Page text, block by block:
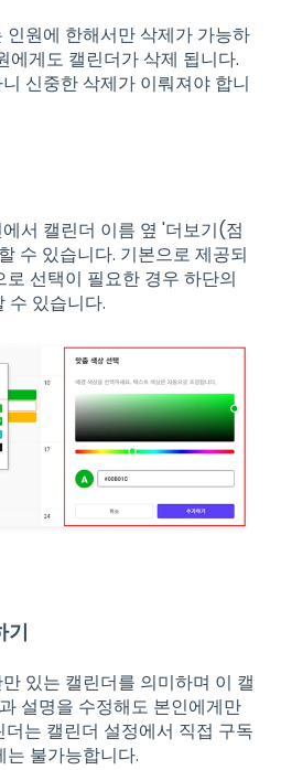
원에 한해서만 삭제가 가능하
에게도 캘린더가 삭제 됩니다.
신중한 삭제가 이뤄져야 합니
서 캘린더 이름 옆 '더보기(점
수 있습니다. 기본으로 제공되
선택이 필요한 경우 하단의
수 있습니다.
기
있는 캘린더를 의미하며 이 캘
설명을 수정해도 본인에게만
는 캘린더 설정에서 직접 구독
불가능합니다.